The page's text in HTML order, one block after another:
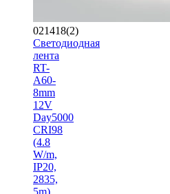
021418(2)
Светодиодная
лента
RT-
A60-
8mm
12V
Day5000
CRI98
(4.8
W/m,
IP20,
2835,
5m)